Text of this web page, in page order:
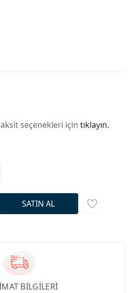
seçenekleri için tıklayın.
BİLGİLERİ